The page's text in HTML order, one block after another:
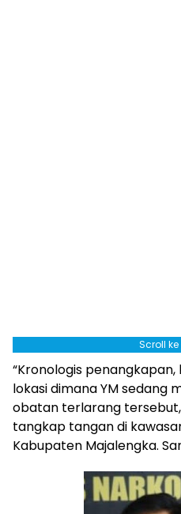
Scroll
“Kronologis
lokasi dimana YM sedang
obatan terlarang
tangkap tangan di
Kabupaten Majalengka.